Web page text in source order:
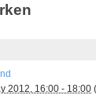
2012, 16:00 - 18:00 (